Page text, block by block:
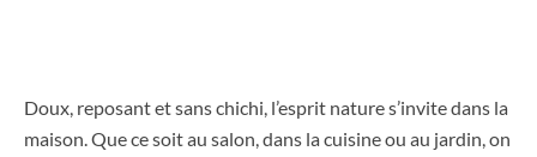
Doux, reposant et sans chichi, l’esprit nature s’invite dans la
maison. Que ce soit au salon, dans la cuisine ou au jardin, on